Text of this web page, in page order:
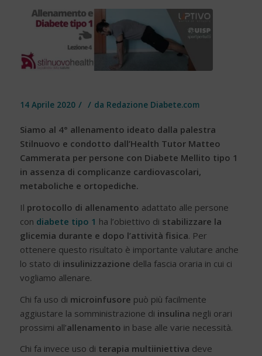
14 Aprile 2020 / / da Redazione Diabete.com
Siamo al 4° allenamento ideato dalla palestra
Stilnuovo e condotto dall’Health Tutor Matteo
Cammerata per persone con Diabete Mellito tipo 1
in assenza di complicanze cardiovascolari,
metaboliche e ortopediche.
Il protocollo di allenamento adattato alle persone
con diabete tipo 1 ha l’obiettivo di stabilizzare la
glicemia durante e dopo l’attività fisica. Per
ottenere questo risultato è importante valutare anche
lo stato di insulinizzazione della fascia oraria in cui ci
vogliamo allenare.
Chi fa uso di microinfusore può più facilmente
aggiustare la somministrazione di insulina negli orari
prossimi all’allenamento in base alle varie necessità.
Chi fa invece uso di terapia multiiniettiva deve